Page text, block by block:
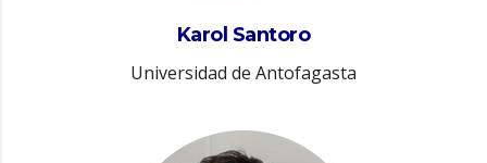
Karol Santoro
Universidad de Antofagasta